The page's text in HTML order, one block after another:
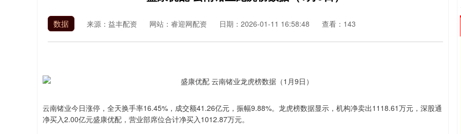
数据 来源：益丰配资 网站：睿迎网配资 日期：2026-01-11 16:58:48 查看：143
云南锗业今日涨停，全天换手率16.45%，成交额41.26亿元，振幅9.88%。龙虎榜数据显示，机构净卖出1118.61万元，深股通
净买入2.00亿元盛康优配，营业部席位合计净买入1012.87万元。